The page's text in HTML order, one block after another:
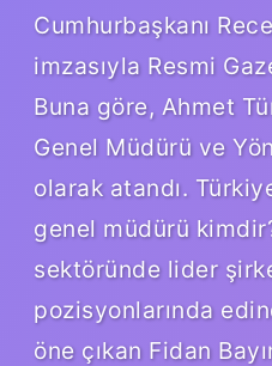
Cumhurbaşkanı
imzasıyla Resmi
Buna göre, Ahmet
Genel Müdürü ve
olarak atandı.
genel müdürü
sektöründe lider
pozisyonlarında
öne çıkan Fidan